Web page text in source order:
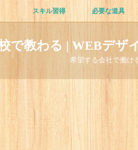
スキル習得 必要な道具
で教わる | WEBデザ
希望する会社で働け